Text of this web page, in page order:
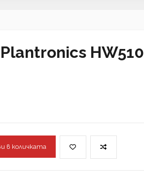
HW510
в количката